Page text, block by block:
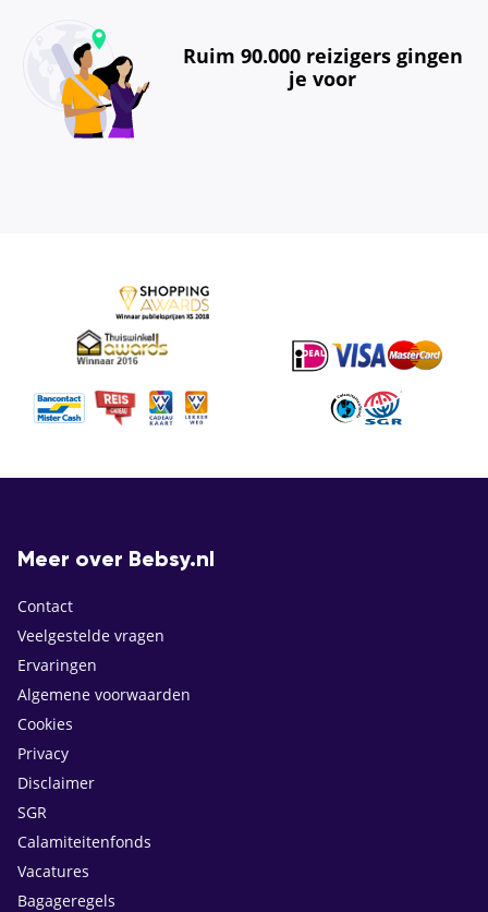
Ruim 90.000 reizigers gingen
je voor
Meer over Bebsy.nl
Contact
Veelgestelde vragen
Ervaringen
Algemene voorwaarden
Cookies
Privacy
Disclaimer
SGR
Calamiteitenfonds
Vacatures
Bagageregels